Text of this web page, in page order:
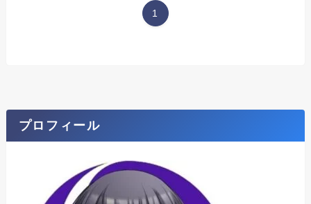
1
プロフィール